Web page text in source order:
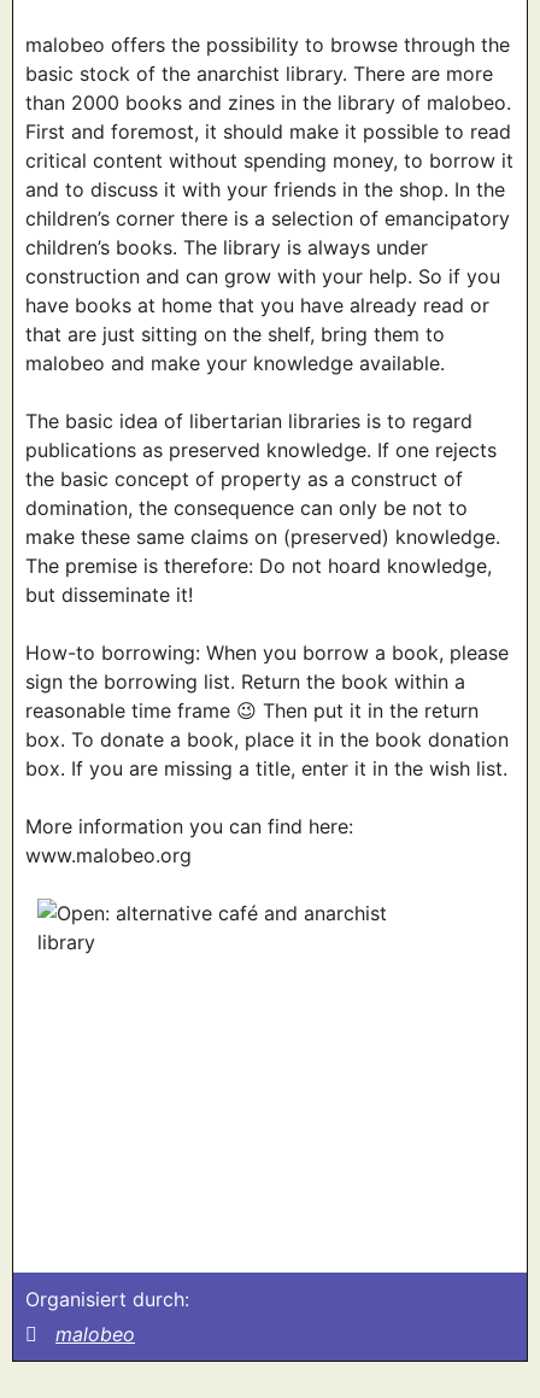
malobeo offers the possibility to browse through the
basic stock of the anarchist library. There are more
than 2000 books and zines in the library of malobeo.
First and foremost, it should make it possible to read
critical content without spending money, to borrow it
and to discuss it with your friends in the shop. In the
children’s corner there is a selection of emancipatory
children’s books. The library is always under
construction and can grow with your help. So if you
have books at home that you have already read or
that are just sitting on the shelf, bring them to
malobeo and make your knowledge available.
The basic idea of libertarian libraries is to regard
publications as preserved knowledge. If one rejects
the basic concept of property as a construct of
domination, the consequence can only be not to
make these same claims on (preserved) knowledge.
The premise is therefore: Do not hoard knowledge,
but disseminate it!
How-to borrowing: When you borrow a book, please
sign the borrowing list. Return the book within a
reasonable time frame 😉 Then put it in the return
box. To donate a book, place it in the book donation
box. If you are missing a title, enter it in the wish list.
More information you can find here:
www.malobeo.org
Organisiert durch:
malobeo